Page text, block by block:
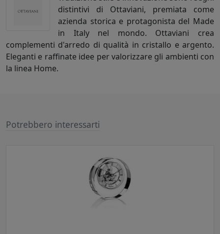
distintivi di Ottaviani, premiata come
azienda storica e protagonista del Made
in Italy nel mondo. Ottaviani crea
complementi d'arredo di qualità in cristallo e argento.
Eleganti e raffinate idee per valorizzare gli ambienti con
la linea Home.
Potrebbero interessarti